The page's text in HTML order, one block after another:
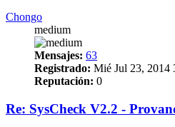
Chongo
medium
Mensajes: 63
Registrado: Mié Jul 23, 2014
Reputación: 0
Re: SysCheck V2.2 -